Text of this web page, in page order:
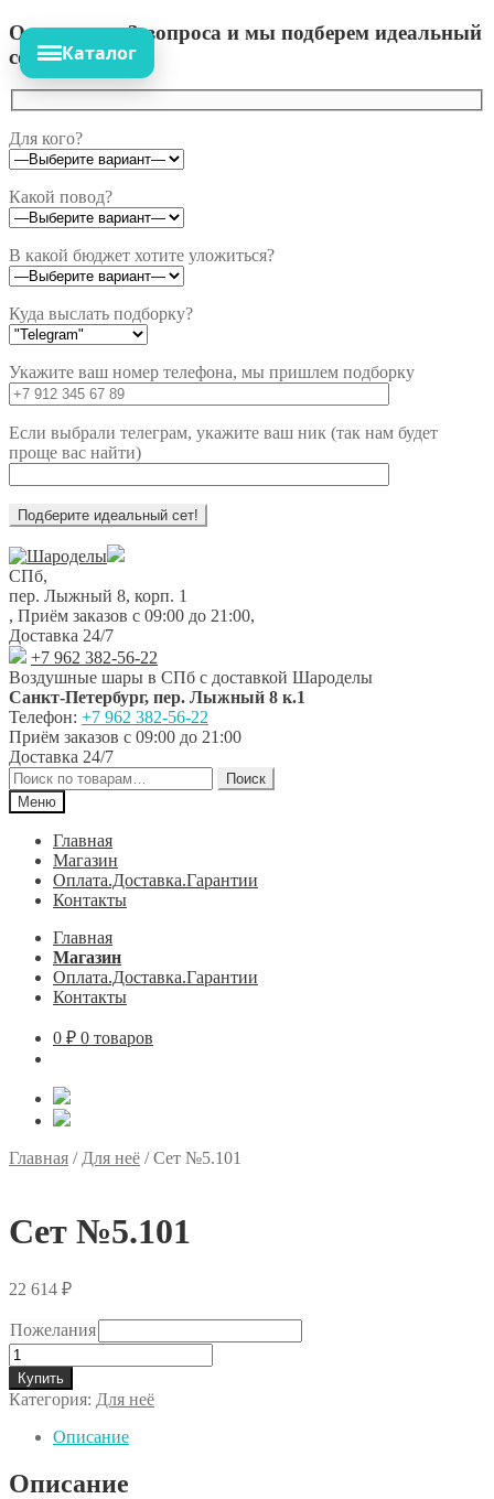
Ответьте на 3 вопроса и мы подберем идеальный
сет!
Для кого?
Какой повод?
В какой бюджет хотите уложиться?
Куда выслать подборку?
Укажите ваш номер телефона, мы пришлем подборку
Если выбрали телеграм, укажите ваш ник (так нам будет
проще вас найти)
Перейти
к
навигации
Перейти
к
содержимому
СПб,
пер. Лыжный 8, корп. 1
, Приём заказов с 09:00 до 21:00,
Доставка 24/7
+7 962 382-56-22
Воздушные шары в СПб с доставкой Шароделы
Санкт-Петербург, пер. Лыжный 8 к.1
Телефон: +7 962 382-56-22
Приём заказов с 09:00 до 21:00
Доставка 24/7
Искать:
Поиск
Меню
Главная
Магазин
Оплата.Доставка.Гарантии
Контакты
Главная
Магазин
Оплата.Доставка.Гарантии
Контакты
0 ₽ 0 товаров
Каталог
Главная / Для неё /Сет №5.101
Сет №5.101
22 614 ₽
Пожелания
Количество
товара
Сет
№5.101
Купить
Категория: Для неё
Описание
Описание